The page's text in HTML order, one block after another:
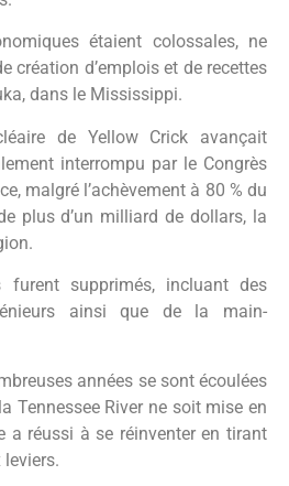
étaient colossales, ne
création d’emplois et de recettes
dans le Mississippi.
de Yellow Crick avançait
interrompu par le Congrès
malgré l’achèvement à 80 % du
plus d’un milliard de dollars, la
furent supprimés, incluant des
ainsi que de la main-
années se sont écoulées
Tennessee River ne soit mise en
a réussi à se réinventer en tirant